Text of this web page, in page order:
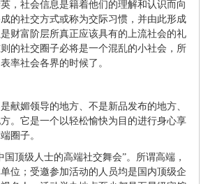
，社会信息是籍着他们的理解和认识而向
的社交方式或称为交际习惯，并由此形成
财富阶层所真正应该具有的上流社会的礼
的社交圈子必将是一个混乱的小社会，所
率社会各界的时候了。
献媚领导的地方、不是新品发布的地方、
。它是一个以轻松愉快为目的进行身心享
圈子。
顶级人士的高端社交舞会”。所谓高端，
位；受邀参加活动的人员均是国内顶级企